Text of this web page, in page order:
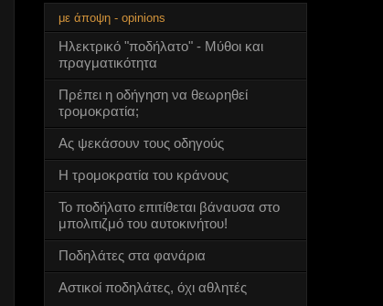
με άποψη - opinions
Ηλεκτρικό "ποδήλατο" - Μύθοι και
πραγματικότητα
Πρέπει η οδήγηση να θεωρηθεί
τρομοκρατία;
Ας ψεκάσουν τους οδηγούς
Η τρομοκρατία του κράνους
Το ποδήλατο επιτίθεται βάναυσα στο
μπολιτιζμό του αυτοκινήτου!
Ποδηλάτες στα φανάρια
Αστικοί ποδηλάτες, όχι αθλητές